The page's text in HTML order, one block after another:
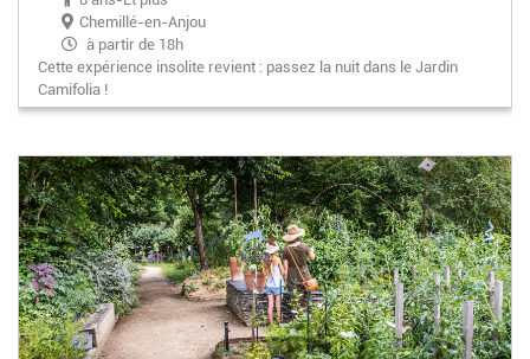
Chemillé-en-Anjou
à partir de 18h
Cette expérience insolite revient : passez la nuit dans le Jardin
Camifolia !